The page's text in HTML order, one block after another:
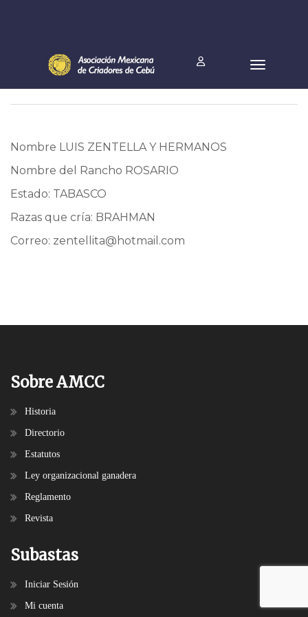
Nombre LUIS ZENTELLA Y HERMANOS
Nombre del Rancho ROSARIO
Estado: TABASCO
Razas que cría: BRAHMAN
Correo: zentellita@hotmail.com
Sobre AMCC
Historia
Directorio
Estatutos
Ley organizacional ganadera
Reglamento
Revista
Subastas
Iniciar Sesión
Mi cuenta